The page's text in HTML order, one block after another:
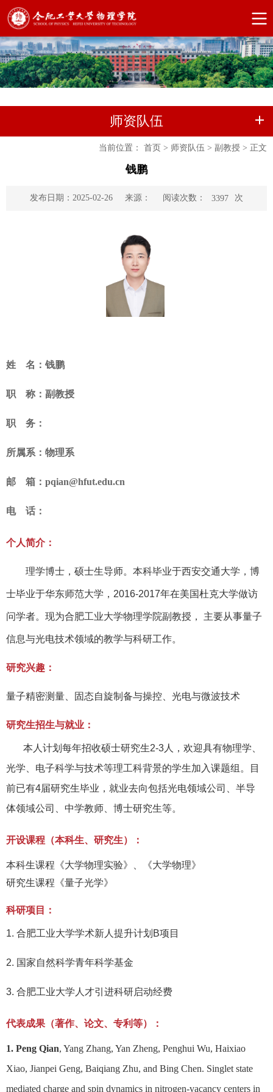
师资队伍
当前位置： 首页 > 师资队伍 > 副教授 > 正文
钱鹏
发布日期：2025-02-26 来源： 阅读次数： 3397 次
姓 名：钱鹏
职 称：副教授
职 务：
所属系：物理系
邮 箱： pqian@hfut.edu.cn
电 话：
个人简介：
理学博士，硕士生导师。本科毕业于西安交通大学，博
士毕业于华东师范大学， 2016-2017年在美国杜克大学做访
问学者。现为合肥工业大学物理学院副教授， 主要从事量子
信息与光电技术领域的教学与科研工作。
研究兴趣：
量子精密测量、固态自旋制备与操控、光电与微波技术
研究生招生与就业：
本人计划每年招收硕士研究生2-3 人，欢迎具有物理学、
光学、电子科学与技术等理工科背景的学生加入课题组。目
前已有4届研究生毕业，就业去向包括光电领域公司、半导
体领域公司、中学教师、博士研究生等。
开设课程（本科生、研究生）：
本科生课程《大学物理实验》、《大学物理》
研究生课程《量子光学》
科研项目：
1. 合肥工业大学学术新人提升计划 B项目
2. 国家自然科学青年科学基金
3. 合肥工业大学人才引进科研启动经费
代表成果（著作、论文、专利等）：
1. Peng Qian, Yang Zhang, Yan Zheng, Penghui Wu, Haixiao
Xiao, Jianpei Geng, Baiqiang Zhu, and Bing Chen. Singlet state
mediated charge and spin dynamics in nitrogen-vacancy centers in